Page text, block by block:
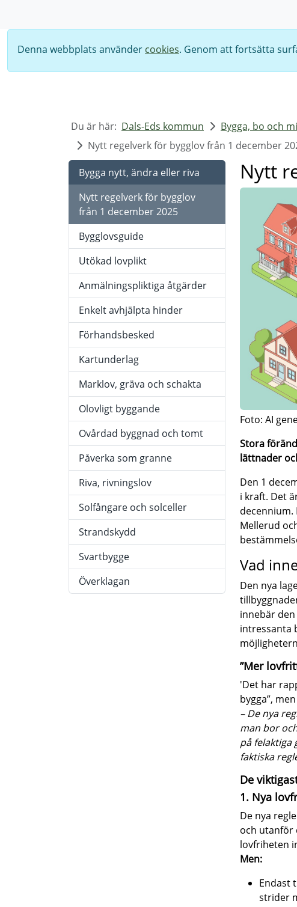
Denna webbplats använder cookies. Genom att fortsätta
Du är här: Dals-Eds kommun Bygga, bo och
Nytt regelverk för bygglov från 1 december
Bygga nytt, ändra eller riva
Nytt regelverk för bygglov
från 1 december 2025
Bygglovsguide
Utökad lovplikt
Anmälningspliktiga åtgärder
Enkelt avhjälpta hinder
Förhandsbesked
Kartunderlag
Marklov, gräva och schakta
Olovligt byggande
Ovårdad byggnad och tomt
Påverka som granne
Riva, rivningslov
Solfångare och solceller
Strandskydd
Svartbygge
Överklagan
Nytt
Foto: AI
Stora
lättnader
Den 1
i kraft. Det
decennium.
Mellerud
Vad
Den nya
innebär
intressanta
”Mer
'Det har
bygga”,
– De nya
man bor
på
faktiska
De
1. Nya
De nya
och utanför
lovfriheten
Men:
Endast
strider